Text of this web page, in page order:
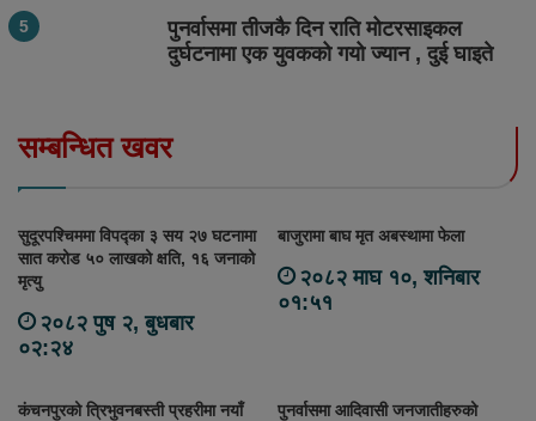
पुनर्वासमा तीजकै दिन राति मोटरसाइकल
दुर्घटनामा एक युवकको गयो ज्यान , दुई घाइते
सम्बन्धित खवर
सुदूरपश्चिममा विपद्का ३ सय २७ घटनामा
सात करोड ५० लाखको क्षति, १६ जनाको
मृत्यु
२०८२ पुष २, बुधबार
०२:२४
बाजुरामा बाघ मृत अबस्थामा फेला
२०८२ माघ १०, शनिबार
०१:५१
कंचनपुरको त्रिभुवनबस्ती प्रहरीमा नयाँ
पुनर्वासमा आदिवासी जनजातीहरुको